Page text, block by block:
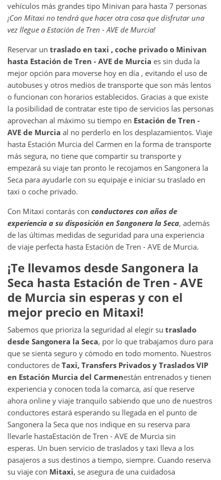
vehículos más grandes tipo Minivan para hasta 7 personas
¡Con Mitaxi no tendrá que hacer otra cosa que disfrutar una
vez llegue a Estación de Tren - AVE de Murcia!
Reservar un traslado en taxi , coche privado o Minivan
hasta Estación de Tren - AVE de Murcia es sin duda la
mejor opción para moverse hoy en día , evitando el uso de
autobuses y otros medios de transporte que son más lentos
o funcionan con horarios establecidos. Gracias a que existe
la posibilidad de contratar este tipo de servicios las personas
aprovechan al máximo su tiempo en Estación de Tren -
AVE de Murcia al no perderlo en los desplazamientos. Viaje
hasta Estación Murcia del Carmen en la forma de transporte
más segura, no tiene que compartir su transporte y
empezará su viaje tan pronto le recojamos en Sangonera la
Seca para ayudarle con su equipaje e iniciar su traslado en
taxi o coche privado.
Con Mitaxi contarás con conductores con años de
experiencia a su disposición en Sangonera la Seca, además
de las últimas medidas de seguridad para una experiencia
de viaje perfecta hasta Estación de Tren - AVE de Murcia.
¡Te llevamos desde Sangonera la
Seca hasta Estación de Tren - AVE
de Murcia sin esperas y con el
mejor precio en Mitaxi!
Sabemos que prioriza la seguridad al elegir su traslado
desde Sangonera la Seca, por lo que trabajamos duro para
que se sienta seguro y cómodo en todo momento. Nuestros
conductores de Taxi, Transfers Privados y Traslados VIP
en Estación Murcia del Carmenestán entrenados y tienen
experiencia y conocen toda la comarca, así que reserve
ahora online y viaje tranquilo sabiendo que uno de nuestros
conductores estará esperando su llegada en el punto de
Sangonera la Seca que nos indique en su reserva para
llevarle hastaEstación de Tren - AVE de Murcia sin
esperas. Un buen servicio de traslados y taxi lleva a los
pasajeros a sus destinos a tiempo, siempre. Cuando reserva
su viaje con Mitaxi, se asegura de una cuidadosa